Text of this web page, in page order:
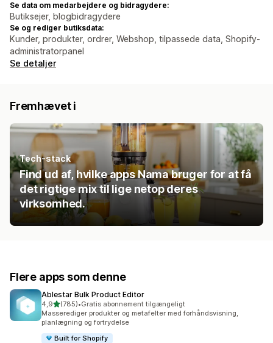
Se data om medarbejdere og bidragydere:
Butiksejer, blogbidragydere
Se og rediger butiksdata:
Kunder, produkter, ordrer, Webshop, tilpassede data, Shopify-
administratorpanel
Se detaljer
Fremhævet i
Tech-stack
Find ud af, hvilke apps Nama bruger for at få
det rigtige mix til lige netop deres
virksomhed.
Flere apps som denne
Ablestar Bulk Product Editor
4,9ud af 5 stjerner
(785)
785 anmeldelser i alt
•Gratis abonnement tilgængeligt
Masserediger produkter og metafelter med forhåndsvisning,
planlægning og fortrydelse
Built for Shopify